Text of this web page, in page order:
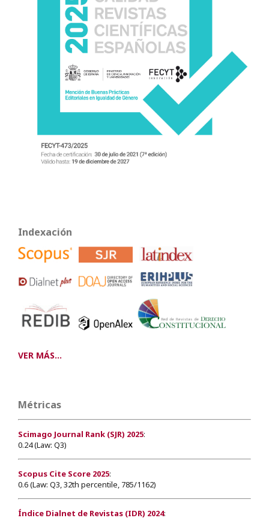
Indexación
VER MÁS...
Métricas
Scimago Journal Rank (SJR) 2025:
0.24 (Law: Q3)
Scopus Cite Score 2025:
0.6 (Law: Q3, 32th percentile, 785/1162)
Índice Dialnet de Revistas (IDR) 2024: